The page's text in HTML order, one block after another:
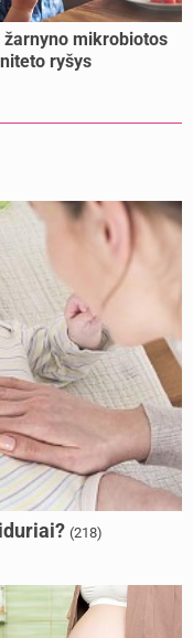
žarnyno mikrobiotos
ryšys
(218)